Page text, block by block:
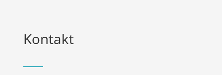
Kontakt